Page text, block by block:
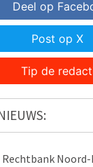
Deel op
Post op X
Tip de
Rechtbank